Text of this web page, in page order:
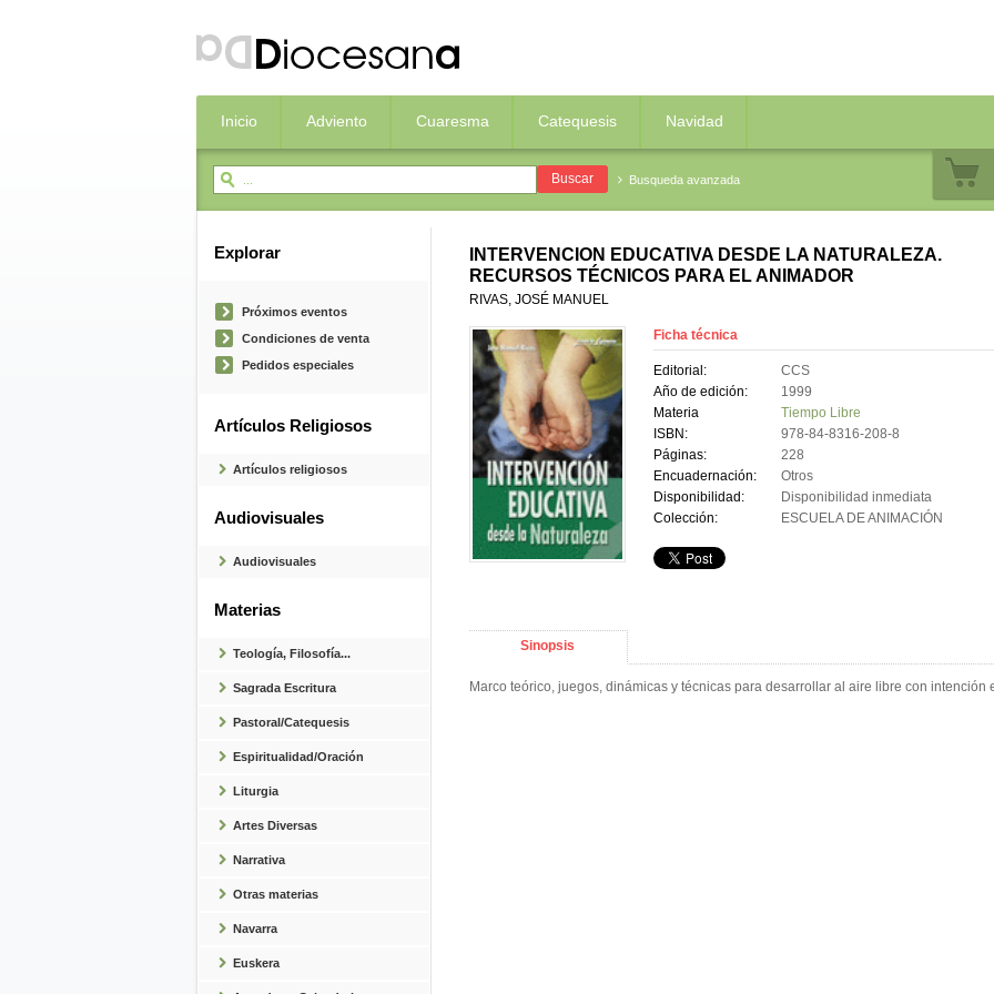
Inicio Adviento Cuaresma Catequesis Navidad
Busqueda avanzada
Explorar
Próximos eventos
Condiciones de venta
Pedidos especiales
Artículos Religiosos
Artículos religiosos
Audiovisuales
Audiovisuales
Materias
Teología, Filosofía...
Sagrada Escritura
Pastoral/Catequesis
Espiritualidad/Oración
Liturgia
Artes Diversas
Narrativa
Otras materias
Navarra
Euskera
INTERVENCION EDUCATIVA DESDE LA NATURALEZA.
RECURSOS TÉCNICOS PARA EL ANIMADOR
RIVAS, JOSÉ MANUEL
Ficha técnica
Editorial:
CCS
Año de edición:
1999
Materia
Tiempo Libre
ISBN:
978-84-8316-208-8
Páginas:
228
Encuadernación:
Otros
Disponibilidad:
Disponibilidad inmediata
Colección:
ESCUELA DE ANIMACIÓN
Sinopsis
Marco teórico, juegos, dinámicas y técnicas para desarrollar al aire libre con intención